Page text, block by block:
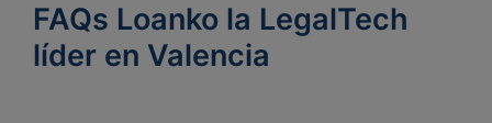
FAQs Loanko la LegalTech
líder en Valencia